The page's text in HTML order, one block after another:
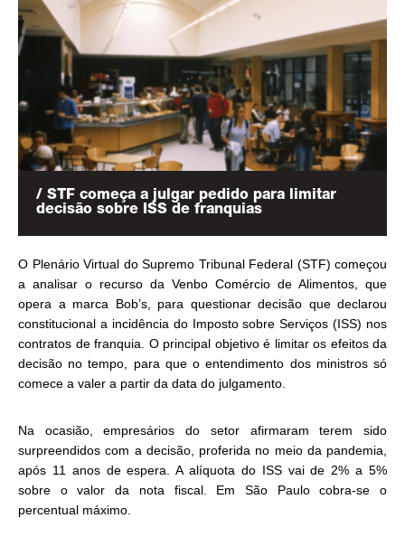
/ STF começa a julgar pedido para limitar
decisão sobre ISS de franquias
O Plenário Virtual do Supremo Tribunal Federal (STF) começou
a analisar o recurso da Venbo Comércio de Alimentos, que
opera a marca Bob’s, para questionar decisão que declarou
constitucional a incidência do Imposto sobre Serviços (ISS) nos
contratos de franquia. O principal objetivo é limitar os efeitos da
decisão no tempo, para que o entendimento dos ministros só
comece a valer a partir da data do julgamento.
Na ocasião, empresários do setor afirmaram terem sido
surpreendidos com a decisão, proferida no meio da pandemia,
após 11 anos de espera. A alíquota do ISS vai de 2% a 5%
sobre o valor da nota fiscal. Em São Paulo cobra-se o
percentual máximo.